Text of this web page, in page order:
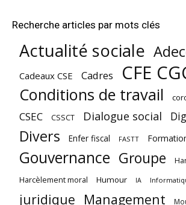
Recherche articles par mots clés
Actualité sociale
Cadeaux CSE Cadres CFE
Conditions de travail
CSEC CSSCT Dialogue social
Divers Enfer fiscal FASTT
Gouvernance Groupe
Harcèlement moral Humour IA
juridique Management